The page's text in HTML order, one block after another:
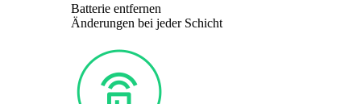
Batterie entfernen
Änderungen bei jeder Schicht